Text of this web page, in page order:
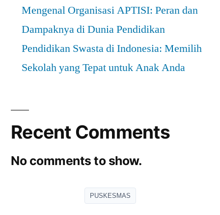
Mengenal Organisasi APTISI: Peran dan
Dampaknya di Dunia Pendidikan
Pendidikan Swasta di Indonesia: Memilih
Sekolah yang Tepat untuk Anak Anda
Recent Comments
No comments to show.
PUSKESMAS